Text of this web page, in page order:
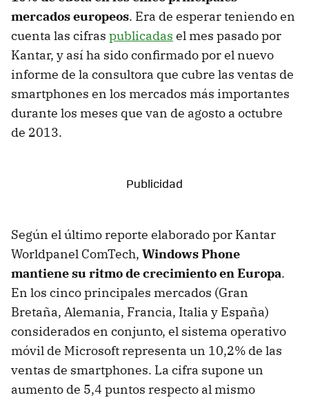
mercados europeos. Era de esperar teniendo en
cuenta las cifras publicadas el mes pasado por
Kantar, y así ha sido confirmado por el nuevo
informe de la consultora que cubre las ventas de
smartphones en los mercados más importantes
durante los meses que van de agosto a octubre
de 2013.
Según el último reporte elaborado por Kantar
Worldpanel ComTech, Windows Phone
mantiene su ritmo de crecimiento en Europa.
En los cinco principales mercados (Gran
Bretaña, Alemania, Francia, Italia y España)
considerados en conjunto, el sistema operativo
móvil de Microsoft representa un 10,2% de las
ventas de smartphones. La cifra supone un
aumento de 5,4 puntos respecto al mismo